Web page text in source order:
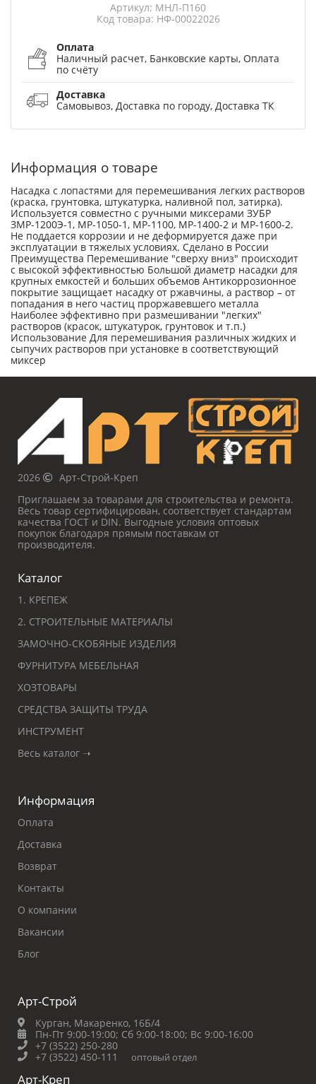
Артикул: МНЛ-П160
Код товара: НФ-00022026
Оплата
Наличный расчет, Банковские карты, Оплата
по счёту
Доставка
Самовывоз, Доставка по городу, Доставка ТК
Информация о товаре
Насадка с лопастями для перемешивания легких растворов
(краска, грунтовка, штукатурка, наливной пол, затирка).
Используется совместно с ручными миксерами ЗУБР
ЗМР-1200Э-1, МР-1050-1, МР-1100, МР-1400-2 и МР-1600-2.
Не поддается коррозии и не деформируется даже при
эксплуатации в тяжелых условиях. Сделано в России
Преимущества Перемешивание ″сверху вниз″ происходит
с высокой эффективностью Большой диаметр насадки для
крупных емкостей и больших объемов Антикоррозионное
покрытие защищает насадку от ржавчины, а раствор – от
попадания в него частиц проржавевшего металла
Наиболее эффективно при размешивании ″легких″
растворов (красок, штукатурок, грунтовок и т.п.)
Использование Для перемешивания различных жидких и
сыпучих растворов при установке в соответствующий
миксер
2026
Арт-Строй-Креп
Приглашаем за товарами для строительства и ремонта.
Весь товар сертифицирован, соответствует стандартам
качества ГОСТ и DIN. Выгодные условия оптовых
покупок благодаря прямым поставкам от
производителя.
Каталог
1. КРЕПЕЖ
2. СТРОИТЕЛЬНЫЕ МАТЕРИАЛЫ
ЗАМОЧНО-СКОБЯНЫЕ ИЗДЕЛИЯ
ФУРНИТУРА МЕБЕЛЬНАЯ
ХОЗТОВАРЫ
СРЕДСТВА ЗАЩИТЫ ТРУДА
ИНСТРУМЕНТ
Весь каталог ➝
Информация
Оплата
Доставка
Возврат
Контакты
О компании
Вакансии
Блог
Арт-Строй
Курган, Макаренко, 16Б/4
Пн-Пт 9:00-19:00; Сб 9:00-18:00; Вс 9:00-16:00
+7 (3522) 250-280
+7 (3522) 450-111
оптовый отдел
Арт-Креп